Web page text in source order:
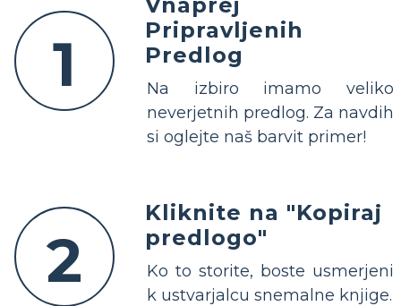
1
Pripravljenih
Predlog
Na izbiro imamo veliko
neverjetnih predlog. Za navdih
si oglejte naš barvit primer!
2
Kliknite na "Kopiraj
predlogo"
Ko to storite, boste usmerjeni
k ustvarjalcu snemalne knjige.